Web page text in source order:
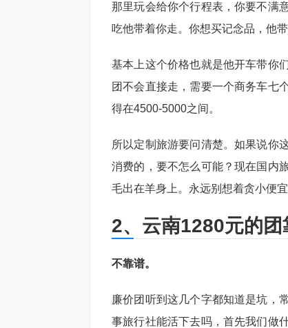
那里玩会给你个行程表，你要不满
吃他带着你走。你想买记念品，他
基本上这个价格也就是他开车带你
团不会直接走，需要一个商务车七
得在4500-5000之间。
所以定制旅游要问清楚。如果说你
消费的，要不怎么可能？现在国内
毛出在羊身上。永远别想着贪小便宜
2、云南1280元的团
不靠谱。
廉价团听到这几个字都知道是坑，
事旅行社能活下去吗，首先我们做